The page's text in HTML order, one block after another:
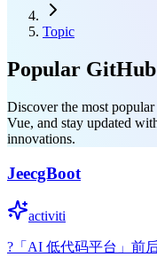
Topic
Popular
Discover the most
Vue, and stay updated
innovations.
JeecgBoot
activiti
?「AI 低代码平台」前